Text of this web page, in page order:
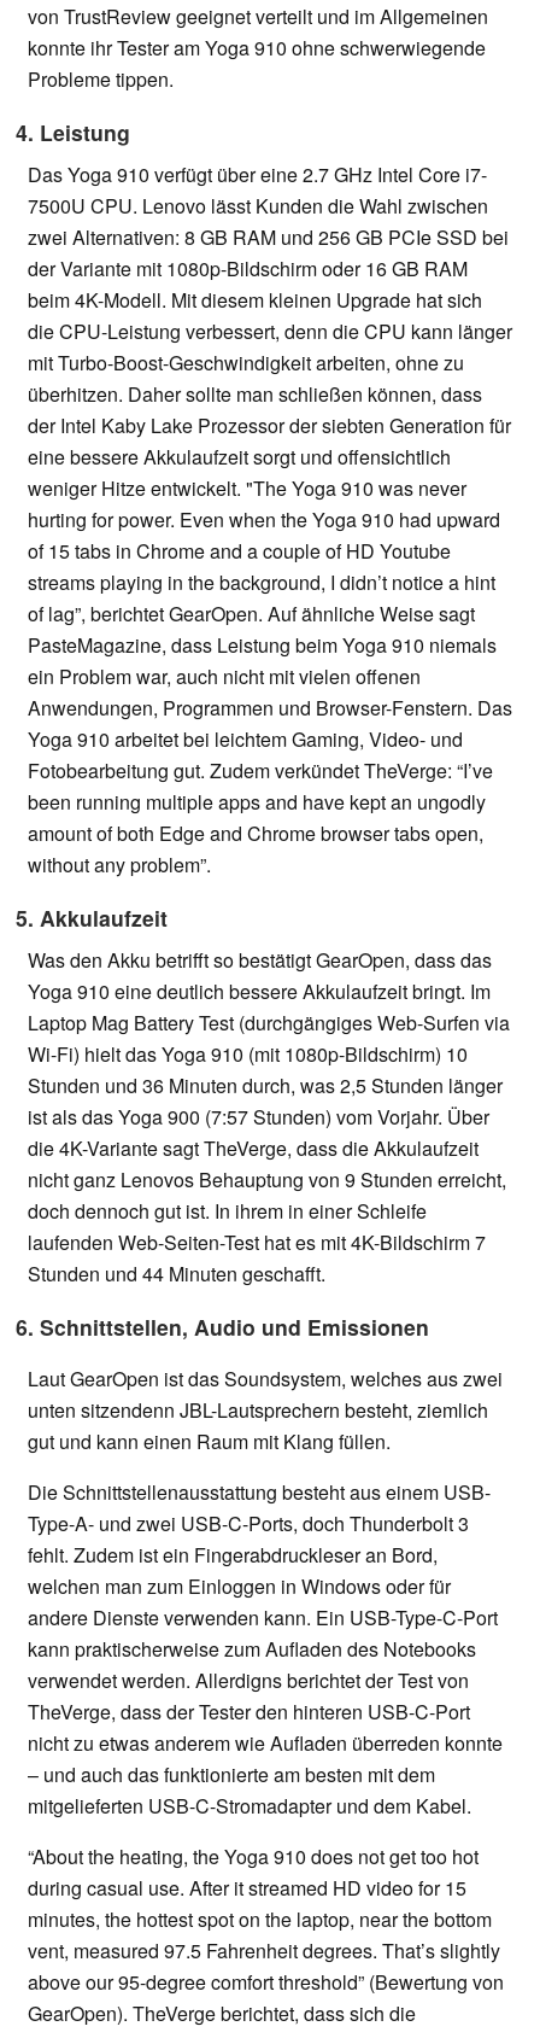
von TrustReview geeignet verteilt und im Allgemeinen
konnte ihr Tester am Yoga 910 ohne schwerwiegende
Probleme tippen.
4. Leistung
Das Yoga 910 verfügt über eine 2.7 GHz Intel Core i7-
7500U CPU. Lenovo lässt Kunden die Wahl zwischen
zwei Alternativen: 8 GB RAM und 256 GB PCIe SSD bei
der Variante mit 1080p-Bildschirm oder 16 GB RAM
beim 4K-Modell. Mit diesem kleinen Upgrade hat sich
die CPU-Leistung verbessert, denn die CPU kann länger
mit Turbo-Boost-Geschwindigkeit arbeiten, ohne zu
überhitzen. Daher sollte man schließen können, dass
der Intel Kaby Lake Prozessor der siebten Generation für
eine bessere Akkulaufzeit sorgt und offensichtlich
weniger Hitze entwickelt. "The Yoga 910 was never
hurting for power. Even when the Yoga 910 had upward
of 15 tabs in Chrome and a couple of HD Youtube
streams playing in the background, I didn’t notice a hint
of lag”, berichtet GearOpen. Auf ähnliche Weise sagt
PasteMagazine, dass Leistung beim Yoga 910 niemals
ein Problem war, auch nicht mit vielen offenen
Anwendungen, Programmen und Browser-Fenstern. Das
Yoga 910 arbeitet bei leichtem Gaming, Video- und
Fotobearbeitung gut. Zudem verkündet TheVerge: “I’ve
been running multiple apps and have kept an ungodly
amount of both Edge and Chrome browser tabs open,
without any problem”.
5. Akkulaufzeit
Was den Akku betrifft so bestätigt GearOpen, dass das
Yoga 910 eine deutlich bessere Akkulaufzeit bringt. Im
Laptop Mag Battery Test (durchgängiges Web-Surfen via
Wi-Fi) hielt das Yoga 910 (mit 1080p-Bildschirm) 10
Stunden und 36 Minuten durch, was 2,5 Stunden länger
ist als das Yoga 900 (7:57 Stunden) vom Vorjahr. Über
die 4K-Variante sagt TheVerge, dass die Akkulaufzeit
nicht ganz Lenovos Behauptung von 9 Stunden erreicht,
doch dennoch gut ist. In ihrem in einer Schleife
laufenden Web-Seiten-Test hat es mit 4K-Bildschirm 7
Stunden und 44 Minuten geschafft.
6. Schnittstellen, Audio und Emissionen
Laut GearOpen ist das Soundsystem, welches aus zwei
unten sitzendenn JBL-Lautsprechern besteht, ziemlich
gut und kann einen Raum mit Klang füllen.
Die Schnittstellenausstattung besteht aus einem USB-
Type-A- und zwei USB-C-Ports, doch Thunderbolt 3
fehlt. Zudem ist ein Fingerabdruckleser an Bord,
welchen man zum Einloggen in Windows oder für
andere Dienste verwenden kann. Ein USB-Type-C-Port
kann praktischerweise zum Aufladen des Notebooks
verwendet werden. Allerdigns berichtet der Test von
TheVerge, dass der Tester den hinteren USB-C-Port
nicht zu etwas anderem wie Aufladen überreden konnte
– und auch das funktionierte am besten mit dem
mitgelieferten USB-C-Stromadapter und dem Kabel.
“About the heating, the Yoga 910 does not get too hot
during casual use. After it streamed HD video for 15
minutes, the hottest spot on the laptop, near the bottom
vent, measured 97.5 Fahrenheit degrees. That’s slightly
above our 95-degree comfort threshold” (Bewertung von
GearOpen). TheVerge berichtet, dass sich die